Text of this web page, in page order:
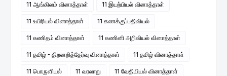
11 ஆங்கிலம் வினாத்தாள் 11 இயற்பியல் வினாத்தாள்
11 உயிரியல் வினாத்தாள் 11 கணக்குப்பதிவியல்
11 கணிதம் வினாத்தாள் 11 கணினி அறிவியல் வினாத்தாள்
11 தமிழ் - திறனறித்தேர்வு வினாத்தாள் 11 தமிழ் வினாத்தாள்
11 பொருளியல் 11 வரலாறு 11 வேதியியல் வினாத்தாள்